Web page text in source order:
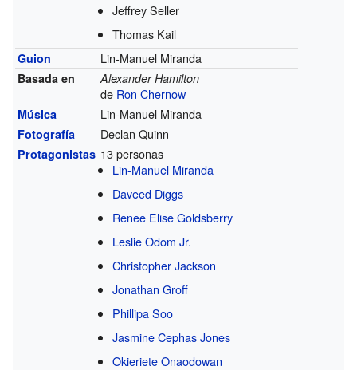
Jeffrey Seller
Thomas Kail
Guion Lin-Manuel Miranda
Basada en Alexander Hamilton
de Ron Chernow
Música Lin-Manuel Miranda
Fotografía Declan Quinn
Protagonistas 13 personas
Lin-Manuel Miranda
Daveed Diggs
Renee Elise Goldsberry
Leslie Odom Jr.
Christopher Jackson
Jonathan Groff
Phillipa Soo
Jasmine Cephas Jones
Okieriete Onaodowan